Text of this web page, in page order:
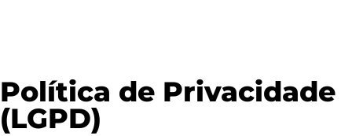
Política de Privacidade
(LGPD)